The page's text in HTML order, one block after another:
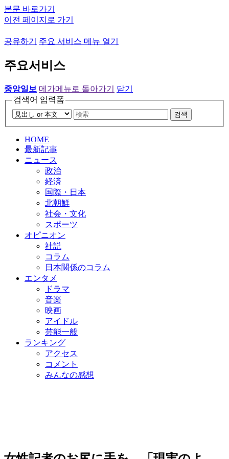
본문 바로가기
이전 페이지로 가기
공유하기 주요 서비스 메뉴 열기
주요서비스
중앙일보 메가메뉴로 돌아가기
닫기
검색어 입력폼
검색
HOME
最新記事
ニュース
政治
経済
国際・日本
北朝鮮
社会・文化
スポーツ
オピニオン
社説
コラム
日本関係のコラム
エンタメ
ドラマ
音楽
映画
アイドル
芸能一般
ランキング
アクセス
コメント
みんなの感想